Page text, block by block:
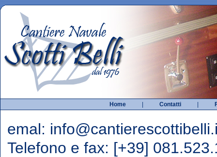
Home| Contatti|
emal:
Telefono e fax: [+39]